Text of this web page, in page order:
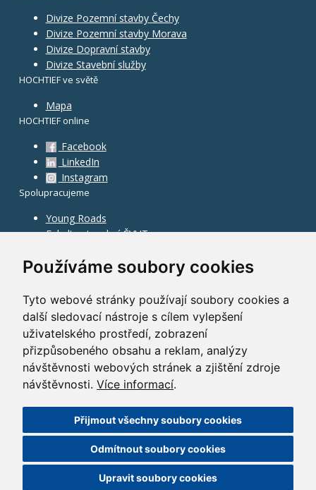
Používáme soubory cookies
Tyto webové stránky používají soubory cookies a
další sledovací nástroje s cílem vylepšení
uživatelského prostředí, zobrazení
přizpůsobeného obsahu a reklam, analýzy
návštěvnosti webových stránek a zjištění zdroje
návštěvnosti. Více informací.
Přijmout všechny soubory cookies
Odmítnout soubory cookies
Upravit soubory cookies
Divize Pozemní stavby Čechy
Divize Pozemní stavby Morava
Divize Dopravní stavby
Divize Stavební služby
HOCHTIEF ve světě
Mapa
HOCHTIEF online
Facebook
LinkedIn
Instagram
Spolupracujeme
Young Roads
Fakulta stavební ČVUT
©2010–2026HOCHTIEF CZ a.s.
Nastavení cookies| Powered by: